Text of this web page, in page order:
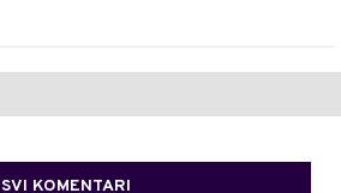
SVI KOMENTARI